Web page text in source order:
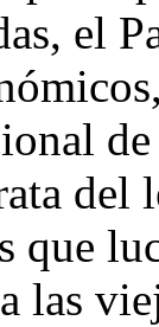
el
del
que
las